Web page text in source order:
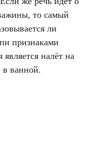
то самый
ли
признаками
налёт на
в ванной.